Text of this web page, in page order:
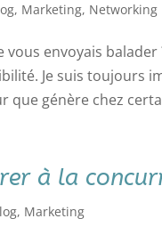
, Marketing, Networking
envoyais
Je suis toujours
que génère chez
à la
, Marketing